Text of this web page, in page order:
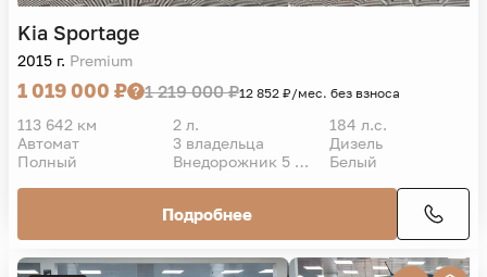
Kia Sportage
2015 г. Premium
1 019 000 ₽ 1 219 000 ₽12 852 ₽/мес. без взноса
113 642 км 2 л.
184 л.с.
Автомат
3 владельца
Дизель
Полный
Внедорожник 5 дв. Белый
Подробнее